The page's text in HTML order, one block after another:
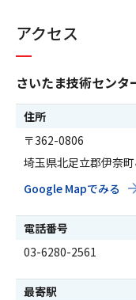
アクセス
さいたま技術センタ
住所
〒362-0806
埼玉県北足立郡伊奈
Google Mapでみる
電話番号
03-6280-2561
最寄駅